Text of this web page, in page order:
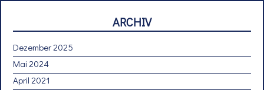
ARCHIV
Dezember 2025
Mai 2024
April 2021